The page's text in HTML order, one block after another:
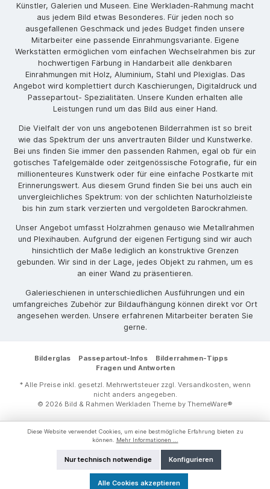
Künstler, Galerien und Museen. Eine Werkladen-Rahmung macht
aus jedem Bild etwas Besonderes. Für jeden noch so
ausgefallenen Geschmack und jedes Budget finden unsere
Mitarbeiter eine passende Einrahmungsvariante. Eigene
Werkstätten ermöglichen vom einfachen Wechselrahmen bis zur
hochwertigen Färbung in Handarbeit alle denkbaren
Einrahmungen mit Holz, Aluminium, Stahl und Plexiglas. Das
Angebot wird komplettiert durch Kaschierungen, Digitaldruck und
Passepartout- Spezialitäten. Unsere Kunden erhalten alle
Leistungen rund um das Bild aus einer Hand.
Die Vielfalt der von uns angebotenen Bilderrahmen ist so breit
wie das Spektrum der uns anvertrauten Bilder und Kunstwerke.
Bei uns finden Sie immer den passenden Rahmen, egal ob für ein
gotisches Tafelgemälde oder zeitgenössische Fotografie, für ein
millionenteures Kunstwerk oder für eine einfache Postkarte mit
Erinnerungswert. Aus diesem Grund finden Sie bei uns auch ein
unvergleichliches Spektrum: von der schlichten Naturholzleiste
bis hin zum stark verzierten und vergoldeten Barockrahmen.
Unser Angebot umfasst Holzrahmen genauso wie Metallrahmen
und Plexihauben. Aufgrund der eigenen Fertigung sind wir auch
hinsichtlich der Maße lediglich an konstruktive Grenzen
gebunden. Wir sind in der Lage, jedes Objekt zu rahmen, um es
an einer Wand zu präsentieren.
Galerieschienen in unterschiedlichen Ausführungen und ein
umfangreiches Zubehör zur Bildaufhängung können direkt vor Ort
angesehen werden. Unsere erfahrenen Mitarbeiter beraten Sie
gerne.
Bilderglas Passepartout-Infos
Bilderrahmen-Tipps
Fragen und Antworten
* Alle Preise inkl. gesetzl. Mehrwertsteuer zzgl. Versandkosten, wenn
nicht anders angegeben.
© 2026 Bild & Rahmen Werkladen Theme by ThemeWare®
Diese Website verwendet Cookies, um eine bestmögliche Erfahrung bieten zu
können.
Mehr Informationen ...
Nur technisch notwendige Konfigurieren
Alle Cookies akzeptieren